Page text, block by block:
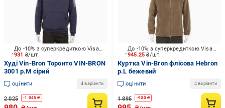
931 ₴/шт.
До -10% з суперкредиткою Visa Вигода
Худі Vin-Bron Торонто VIN-BRON
3001 р.M сірий
оцінити 4 варіанти
2 025 -1 045 ₴
945.25₴/шт.
До -10% з суперкредиткою Visa Вигода
Куртка Vin-Bron флісова Hebron
р.L бежевий
оцінити 4 варіанти
1 895 -900₴